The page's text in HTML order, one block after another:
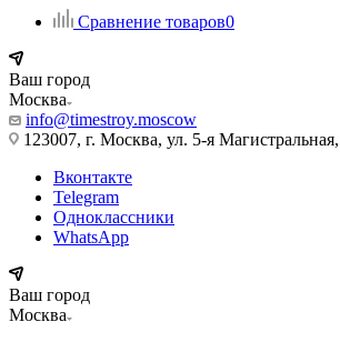
Сравнение товаров0
Ваш город
Москва
info@timestroy.moscow
123007, г. Москва, ул. 5-я
Вконтакте
Telegram
Одноклассники
WhatsApp
Ваш город
Москва